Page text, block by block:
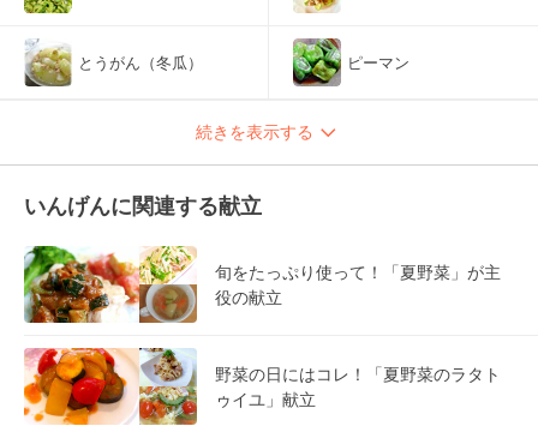
とうがん（冬瓜） ピーマン
続きを表示する
いんげんに関連する献立
旬をたっぷり使って！「夏野菜」が主
役の献立
野菜の日にはコレ！「夏野菜のラタト
ゥイユ」献立